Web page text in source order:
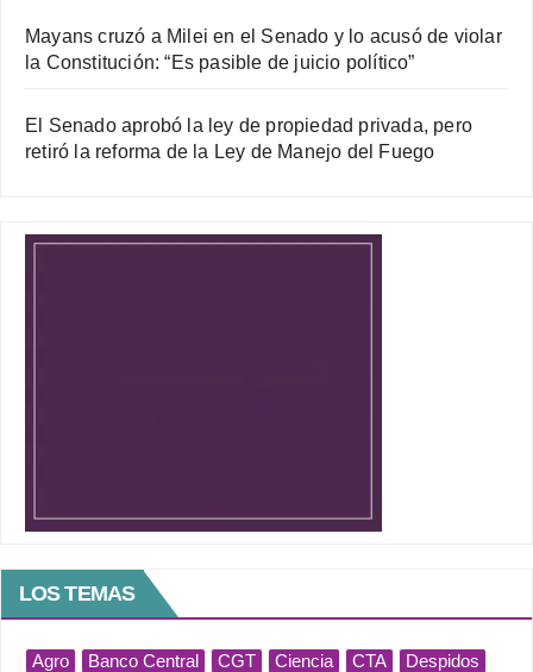
Mayans cruzó a Milei en el Senado y lo acusó de violar
la Constitución: “Es pasible de juicio político”
El Senado aprobó la ley de propiedad privada, pero
retiró la reforma de la Ley de Manejo del Fuego
LOS TEMAS
Agro Banco Central CGT Ciencia CTA
Despidos